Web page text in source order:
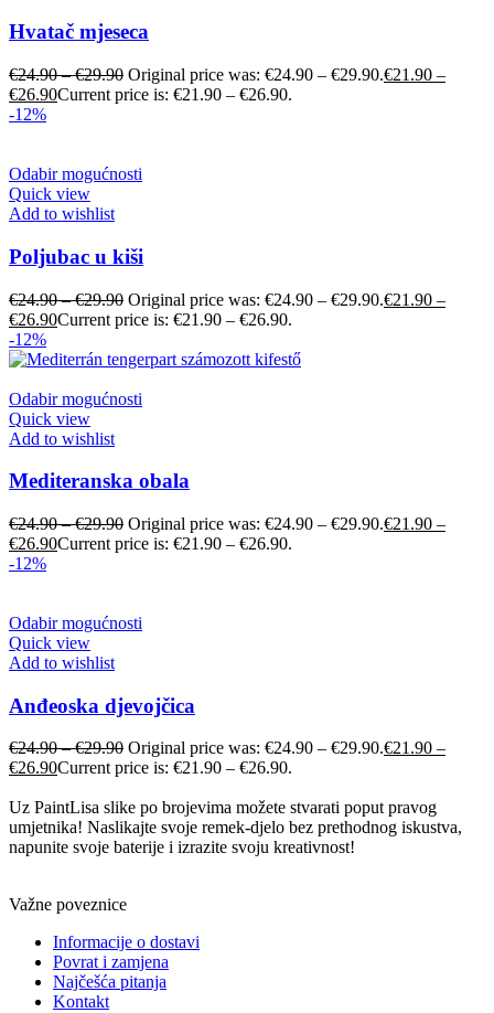
Hvatač mjeseca
€24.90–€29.90 Original price was: €24.90 – €29.90.€21.90 –
€26.90Current price is: €21.90 – €26.90.
-12%
Odabir mogućnosti
Quick view
Add to wishlist
Poljubac u kiši
€24.90–€29.90 Original price was: €24.90 – €29.90.€21.90 –
€26.90Current price is: €21.90 – €26.90.
-12%
Odabir mogućnosti
Quick view
Add to wishlist
Mediteranska obala
€24.90–€29.90 Original price was: €24.90 – €29.90.€21.90 –
€26.90Current price is: €21.90 – €26.90.
-12%
Odabir mogućnosti
Quick view
Add to wishlist
Anđeoska djevojčica
€24.90–€29.90 Original price was: €24.90 – €29.90.€21.90 –
€26.90Current price is: €21.90 – €26.90.
Uz PaintLisa slike po brojevima možete stvarati poput pravog
umjetnika! Naslikajte svoje remek-djelo bez prethodnog iskustva,
napunite svoje baterije i izrazite svoju kreativnost!
Važne poveznice
Informacije o dostavi
Povrat i zamjena
Najčešća pitanja
Kontakt